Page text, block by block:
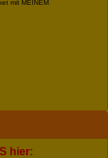
mit MEINEM
hier: